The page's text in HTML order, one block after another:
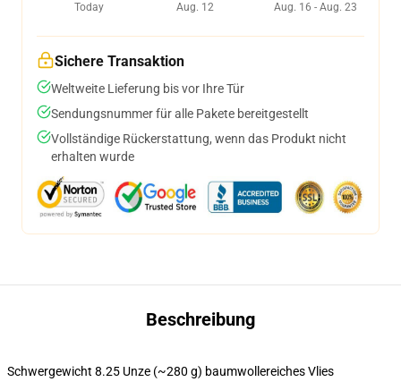
Today
Aug. 12
Aug. 16 - Aug. 23
Sichere Transaktion
Weltweite Lieferung bis vor Ihre Tür
Sendungsnummer für alle Pakete bereitgestellt
Vollständige Rückerstattung, wenn das Produkt nicht
erhalten wurde
Beschreibung
Schwergewicht 8.25 Unze (~280 g) baumwollereiches Vlies